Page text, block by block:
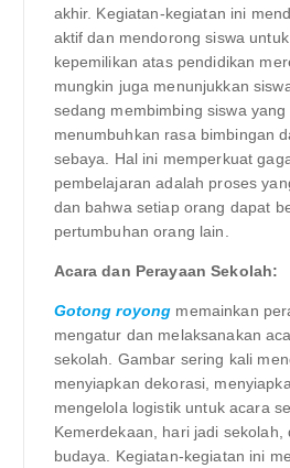
akhir. Kegiatan-kegiatan ini
aktif dan mendorong siswa
kepemilikan atas pendidikan
mungkin juga menunjukkan
sedang membimbing siswa yang
menumbuhkan rasa bimbingan
sebaya. Hal ini memperkuat
pembelajaran adalah proses
dan bahwa setiap orang dapat
pertumbuhan orang lain.
Acara dan Perayaan Sekolah:
Gotong royong memainkan
mengatur dan melaksanakan
sekolah. Gambar sering kali
menyiapkan dekorasi,
mengelola logistik untuk acara
Kemerdekaan, hari jadi sekolah,
budaya. Kegiatan-kegiatan ini